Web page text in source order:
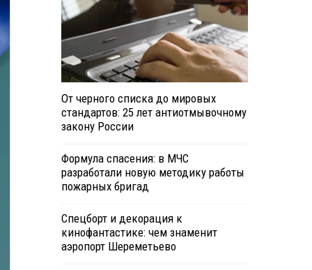
От черного списка до мировых
стандартов: 25 лет антиотмывочному
закону России
Формула спасения: в МЧС
разработали новую методику работы
пожарных бригад
Спецборт и декорация к
кинофантастике: чем знаменит
аэропорт Шереметьево